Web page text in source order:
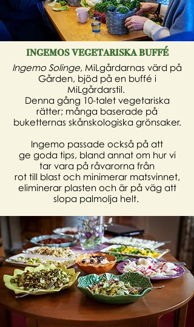
ingemos vegetariskabuffé
Ingemo Solinge, MiLgårdarnas värd på
Gården, bjöd på en buffé i
MiLgårdarstil.
Denna gång 10-talet vegetariska
rätter; många baserade på
buketternas skånskologiska grönsaker.
Ingemo passade också på att
ge goda tips, bland annat om hur vi
tar vara på råvarorna från
rot till blast och minimerarmatsvinnet,
eliminerar plasten och är på väg att
slopa palmolja helt.